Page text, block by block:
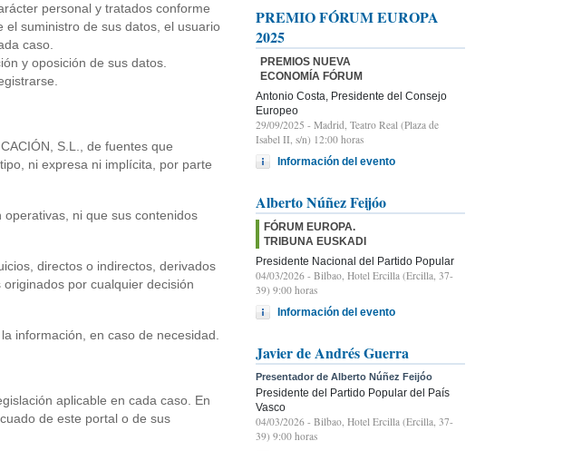
personal y tratados conforme
suministro de sus datos, el usuario
caso.
y oposición de sus datos.
S.L., de fuentes que
ni expresa ni implícita, por parte
operativas, ni que sus contenidos
directos o indirectos, derivados
por cualquier decisión
información, en caso de necesidad.
aplicable en cada caso. En
de este portal o de sus
PREMIO FÓRUM EUROPA
2025
PREMIOS NUEVA
ECONOMÍA FÓRUM
Antonio Costa, Presidente del Consejo
Europeo
29/09/2025 - Madrid, Teatro Real (Plaza de
Isabel II, s/n) 12:00 horas
Información del evento
Alberto Núñez Feijóo
FÓRUM EUROPA.
TRIBUNA EUSKADI
Presidente Nacional del Partido Popular
04/03/2026 - Bilbao, Hotel Ercilla (Ercilla, 37-
39) 9:00 horas
Información del evento
Javier de Andrés Guerra
Presentador de Alberto Núñez Feijóo
Presidente del Partido Popular del País
Vasco
04/03/2026 - Bilbao, Hotel Ercilla (Ercilla, 37-
39) 9:00 horas